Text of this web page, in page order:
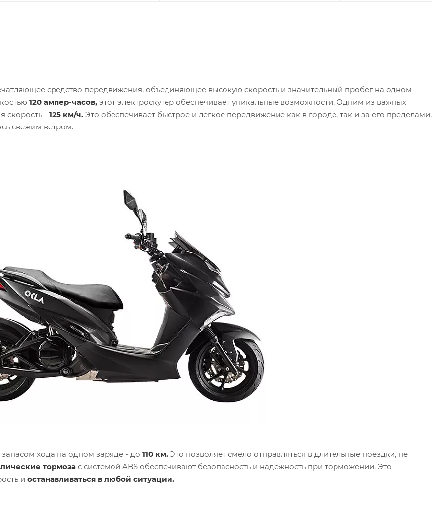
средство передвижения, объединяющее высокую скорость и значительный пробег на одном
120 ампер-часов, этот электроскутер обеспечивает уникальные возможности. Одним из важных
скорость - 125 км/ч. Это обеспечивает быстрое и легкое передвижение как в городе, так и за его пределами,
свежим ветром.
хода на одном заряде - до 110 км. Это позволяет смело отправляться в длительные поездки, не
тормоза с системой ABS обеспечивают безопасность и надежность при торможении. Это
и останавливаться в любой ситуации.